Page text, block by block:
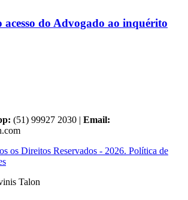
acesso do Advogado ao inquérito
(51) 99927 2030 | Email:
os Direitos Reservados - 2026. Política de
Talon